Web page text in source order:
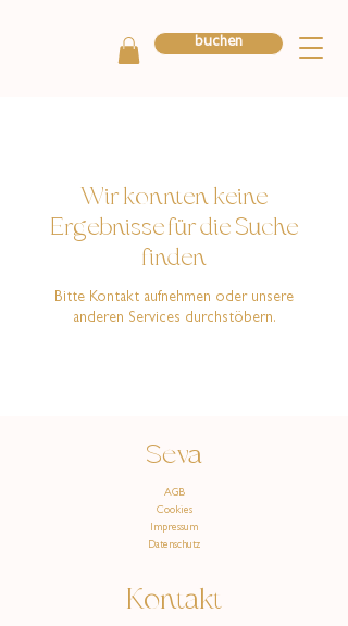
buchen
Wir konnten keine
Ergebnisse für die Suche
finden
Bitte Kontakt aufnehmen oder unsere
anderen Services durchstöbern.
Seva
AGB
Cookies
Impressum
Datenschutz
Kontakt